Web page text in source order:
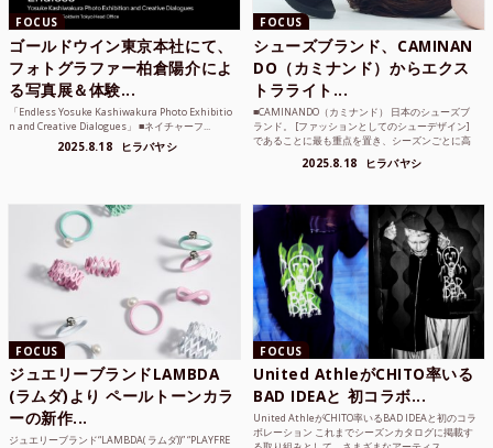
FOCUS
ゴールドウイン東京本社にて、
フォトグラファー柏倉陽介によ
る写真展＆体験...
「Endless Yosuke Kashiwakura Photo Exhibitio
n and Creative Dialogues」 ■ネイチャーフ...
2025.8.18 ヒラバヤシ
FOCUS
シューズブランド、CAMINAN
DO（カミナンド）からエクス
トラライト...
■CAMINANDO（カミナンド） 日本のシューズブ
ランド。 [ファッションとしてのシューデザイン]
であることに最も重点を置き、シーズンごとに高
2025.8.18 ヒラバヤシ
FOCUS
ジュエリーブランドLAMBDA
(ラムダ)より ペールトーンカラ
ーの新作...
ジュエリーブランド“LAMBDA( ラムダ))” “PLAYFRE
FOCUS
United AthleがCHITO率いる
BAD IDEAと 初コラボ...
United AthleがCHITO率いるBAD IDEAと初のコラ
ボレーション これまでシーズンカタログに掲載す